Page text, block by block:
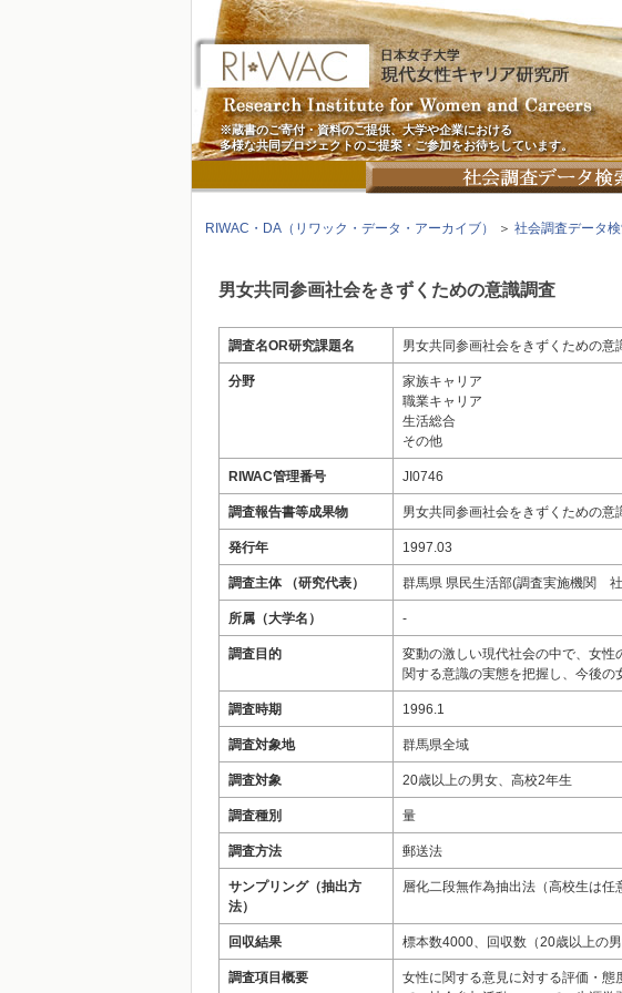
※蔵書のご寄付・資料のご提供、大学や企業における
多様な共同プロジェクトのご提案・ご参加をお待ちしています。
RIWAC・DA（リワック・データ・アーカイブ） ＞ 社会調査データ
男女共同参画社会をきずくための意識調査
調査名OR研究課題名 男女共同参画社会をきずくための意
分野
家族キャリア
職業キャリア
生活総合
その他
RIWAC管理番号 JI0746
調査報告書等成果物 男女共同参画社会をきずくための意
発行年 1997.03
調査主体 （研究代表） 群馬県 県民生活部(調査実施機関
所属（大学名） ‐
調査目的
変動の激しい現代社会の中で、女
関する意識の実態を把握し、今後の
調査時期 1996.1
調査対象地 群馬県全域
調査対象 20歳以上の男女、高校2年生
調査種別 量
調査方法 郵送法
サンプリング（抽出方
法）
層化二段無作為抽出法（高校生は任
回収結果 標本数4000、回収数（20歳以上の
調査項目概要
女性に関する意見に対する評価・